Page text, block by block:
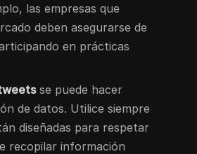
las empresas que
deben asegurarse de
en prácticas
se puede hacer
de datos. Utilice siempre
diseñadas para respetar
recopilar información